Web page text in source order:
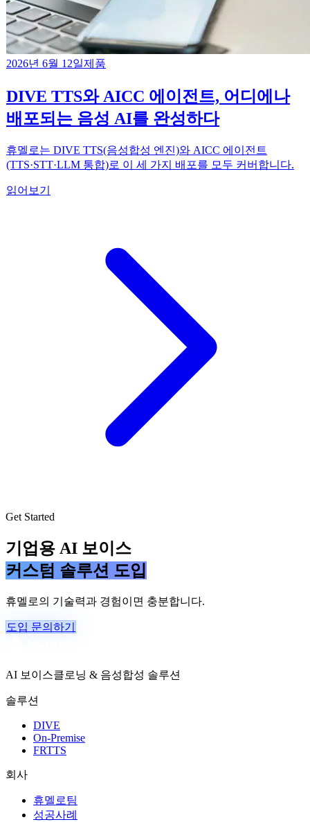
2026년 6월 12일제품
DIVE TTS와 AICC 에이전트, 어디에나
배포되는 음성 AI를 완성하다
휴멜로는 DIVE TTS(음성합성 엔진)와 AICC 에이전트
(TTS·STT·LLM 통합)로 이 세 가지 배포를 모두 커버합니다.
읽어보기
Get Started
기업용 AI 보이스
커스텀 솔루션 도입
휴멜로의 기술력과 경험이면 충분합니다.
도입 문의하기
AI 보이스클로닝 & 음성합성 솔루션
솔루션
DIVE
On-Premise
FRTTS
회사
휴멜로팀
성공사례